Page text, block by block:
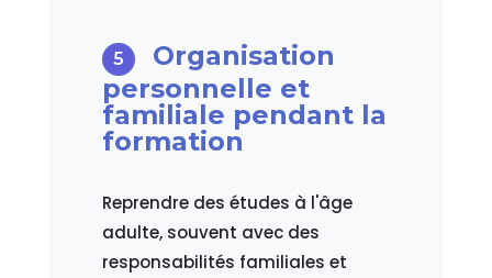
Organisation
personnelle et
familiale pendant la
formation
Reprendre des études à l'âge
adulte, souvent avec des
responsabilités familiales et